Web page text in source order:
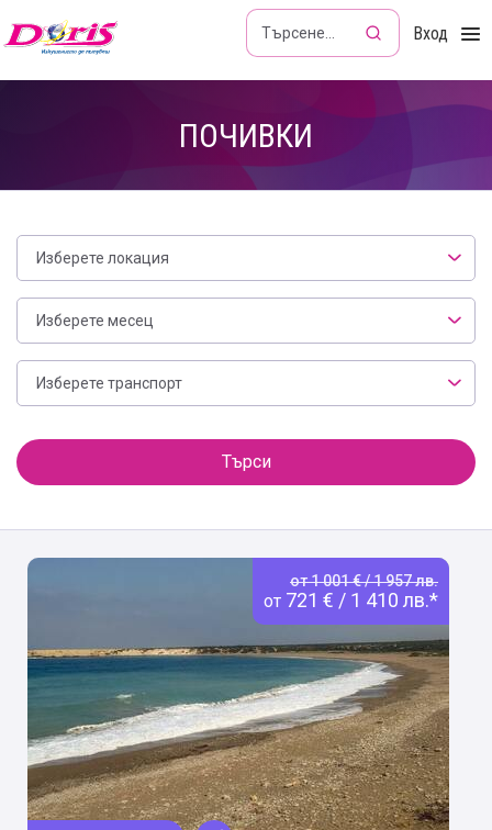
Doris - Изкушението да пътуваш Вход
ПОЧИВКИ
Локация
Изберете локация
Месец
Изберете месец
Транспорт
Изберете транспорт
Търси
от 1 001 € / 1 957 лв.
от 721 € / 1 410 лв.*